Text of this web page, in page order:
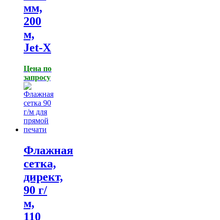
мм,
200
м,
Jet-X
Цена по
запросу
Флажная
сетка,
директ,
90 г/
м,
110